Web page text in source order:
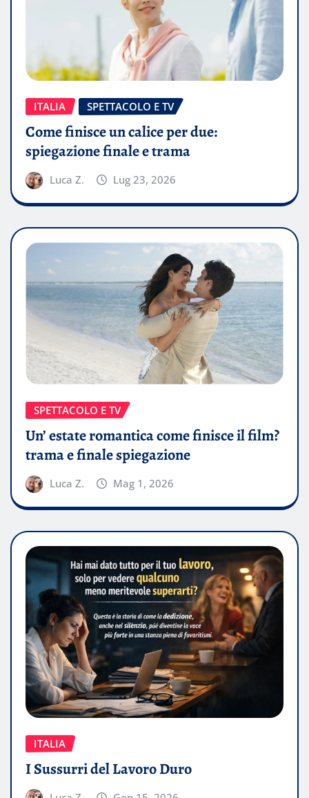
ITALIA SPETTACOLO E TV
Come finisce un calice per due:
spiegazione finale e trama
Luca Z. Lug 23, 2026
SPETTACOLO E TV
Un’ estate romantica come finisce il film?
trama e finale spiegazione
Luca Z. Mag 1, 2026
ITALIA
I Sussurri del Lavoro Duro